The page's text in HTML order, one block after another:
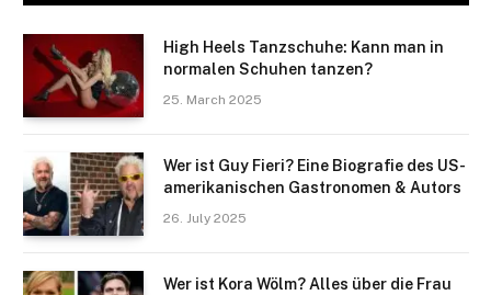
High Heels Tanzschuhe: Kann man in
normalen Schuhen tanzen?
25. March 2025
Wer ist Guy Fieri? Eine Biografie des US-
amerikanischen Gastronomen & Autors
26. July 2025
Wer ist Kora Wölm? Alles über die Frau